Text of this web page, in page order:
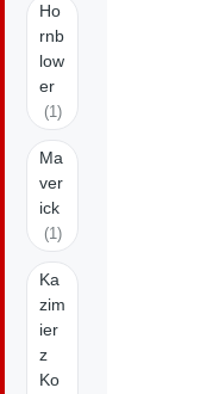
Ho
rnb
low
er
(1)
Ma
ver
ick
(1)
Ka
zim
ier
z
Ko